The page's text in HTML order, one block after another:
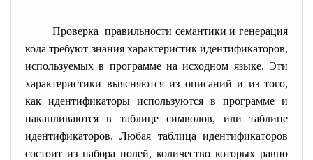
Проверка правильности семантики и генерация
кода требуют знания характеристик идентификаторов,
используемых в программе на исходном языке. Эти
характеристики выясняются из описаний и из того,
как идентификаторы используются в программе и
накапливаются в таблице символов, или таблице
идентификаторов. Любая таблица идентификаторов
состоит из набора полей, количество которых равно